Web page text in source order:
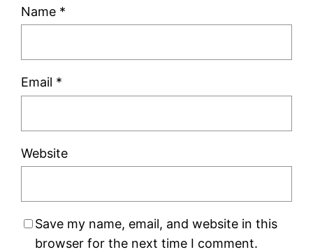
Name *
Email *
Website
Save my name, email, and website in this
browser for the next time I comment.